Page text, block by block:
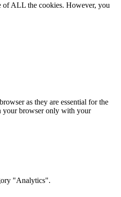
of ALL the cookies. However, you
as they are essential for the
your browser only with your
"Analytics".